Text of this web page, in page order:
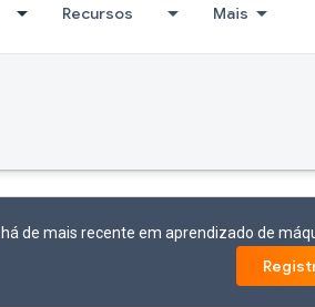
Recursos Mais
de mais recente em aprendizado de